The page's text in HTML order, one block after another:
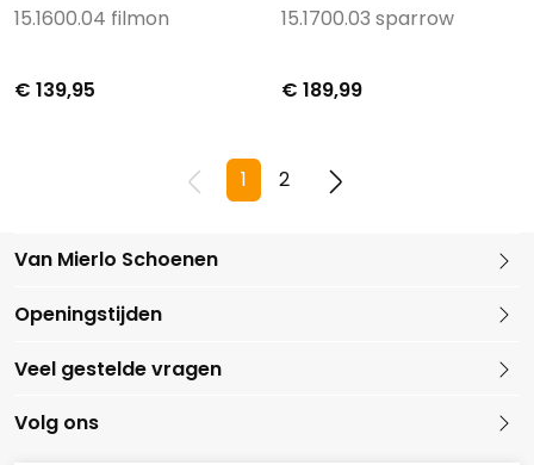
15.1600.04 filmon
€ 139,95
15.1700.03 sparrow
€ 189,99
1 2
Van Mierlo Schoenen
Openingstijden
Veel gestelde vragen
Volg ons